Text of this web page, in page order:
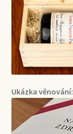
Ukázka věnování: